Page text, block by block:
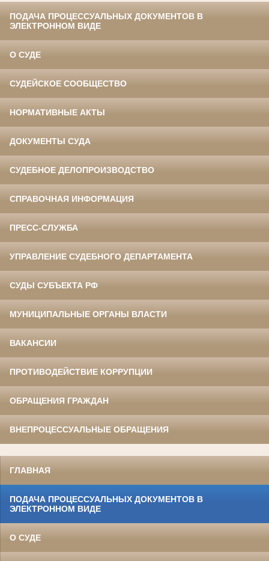
ПОДАЧА ПРОЦЕССУАЛЬНЫХ ДОКУМЕНТОВ В
ЭЛЕКТРОННОМ ВИДЕ
О СУДЕ
СУДЕЙСКОЕ СООБЩЕСТВО
НОРМАТИВНЫЕ АКТЫ
ДОКУМЕНТЫ СУДА
СУДЕБНОЕ ДЕЛОПРОИЗВОДСТВО
СПРАВОЧНАЯ ИНФОРМАЦИЯ
ПРЕСС-СЛУЖБА
УПРАВЛЕНИЕ СУДЕБНОГО ДЕПАРТАМЕНТА
СУДЫ СУБЪЕКТА РФ
МУНИЦИПАЛЬНЫЕ ОРГАНЫ ВЛАСТИ
ВАКАНСИИ
ПРОТИВОДЕЙСТВИЕ КОРРУПЦИИ
ОБРАЩЕНИЯ ГРАЖДАН
ВНЕПРОЦЕССУАЛЬНЫЕ ОБРАЩЕНИЯ
ГЛАВНАЯ
ПОДАЧА ПРОЦЕССУАЛЬНЫХ ДОКУМЕНТОВ В
ЭЛЕКТРОННОМ ВИДЕ
О СУДЕ